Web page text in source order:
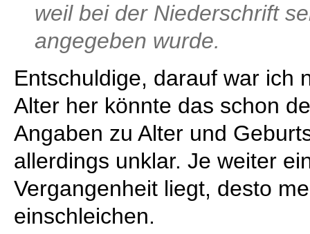
weil bei der Niederschrift
angegeben wurde.
Entschuldige, darauf war ich
Alter her könnte das schon
Angaben zu Alter und
allerdings unklar. Je weiter
Vergangenheit liegt, desto
einschleichen.